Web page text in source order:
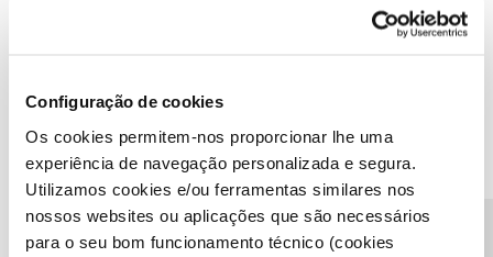
Configuração de cookies
Os cookies permitem-nos proporcionar lhe uma
experiência de navegação personalizada e segura.
Utilizamos cookies e/ou ferramentas similares nos
nossos websites ou aplicações que são necessários
para o seu bom funcionamento técnico (cookies
Descubra as novidades de junho